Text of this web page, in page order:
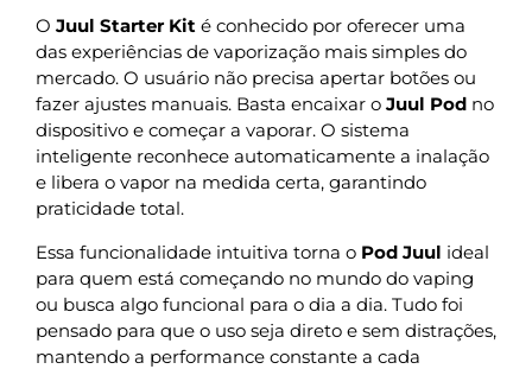
O Juul Starter Kit é conhecido por oferecer uma
das experiências de vaporização mais simples do
mercado. O usuário não precisa apertar botões ou
fazer ajustes manuais. Basta encaixar o Juul Pod no
dispositivo e começar a vaporar. O sistema
inteligente reconhece automaticamente a inalação
e libera o vapor na medida certa, garantindo
praticidade total.
Essa funcionalidade intuitiva torna o Pod Juul ideal
para quem está começando no mundo do vaping
ou busca algo funcional para o dia a dia. Tudo foi
pensado para que o uso seja direto e sem distrações,
mantendo a performance constante a cada